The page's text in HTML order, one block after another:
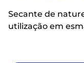
Secante de
utilização em